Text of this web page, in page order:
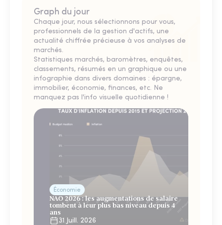
Graph du jour
Chaque jour, nous sélectionnons pour vous,
professionnels de la gestion d'actifs, une
actualité chiffrée précieuse à vos analyses de
marchés.
Statistiques marchés, baromètres, enquêtes,
classements, résumés en un graphique ou une
infographie dans divers domaines : épargne,
immobilier, économie, finances, etc. Ne
manquez pas l'info visuelle quotidienne !
Économie
NAO 2026 : les augmentations de salaire
tombent à leur plus bas niveau depuis 4
ans
31 Juill. 2026